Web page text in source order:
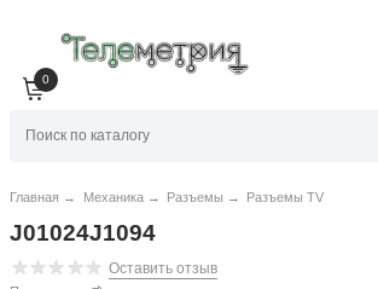
0
Главная → Механика → Разъемы → Разъемы TV
J01024J1094
Оставить отзыв